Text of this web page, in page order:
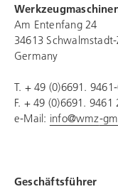
Am Entenfang 24
34613
Germany
T. + 49 (0)6691.
F. + 49 (0)6691. 9461
e-Mail: info@wmz-
Geschäftsführer